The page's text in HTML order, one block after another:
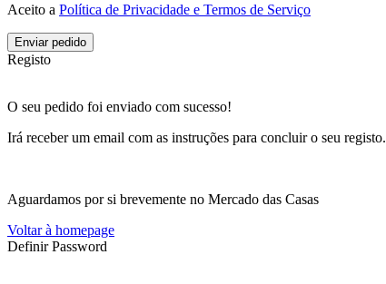
Aceito a Política de Privacidade e Termos de Serviço
Enviar pedido
Registo
O seu pedido foi enviado com sucesso!
Irá receber um email com as instruções para concluir o seu registo.
Aguardamos por si brevemente no Mercado das Casas
Voltar à homepage
Definir Password